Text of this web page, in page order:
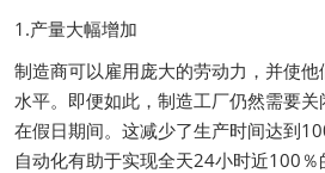
1.产量大幅增加
制造商可以雇用庞大的劳动力，并使
水平。即便如此，制造工厂仍然需要
在假日期间。这减少了生产时间达到
自动化有助于实现全天24小时近100